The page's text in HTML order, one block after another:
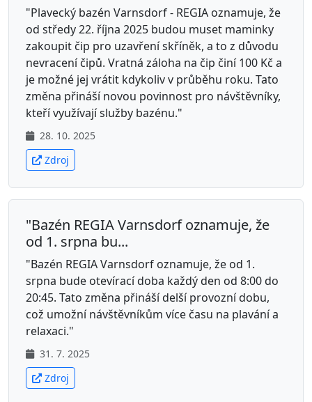
"Plavecký bazén Varnsdorf - REGIA oznamuje, že
od středy 22. října 2025 budou muset maminky
zakoupit čip pro uzavření skříněk, a to z důvodu
nevracení čipů. Vratná záloha na čip činí 100 Kč a
je možné jej vrátit kdykoliv v průběhu roku. Tato
změna přináší novou povinnost pro návštěvníky,
kteří využívají služby bazénu."
28. 10. 2025
Zdroj
"Bazén REGIA Varnsdorf oznamuje, že
od 1. srpna bu...
"Bazén REGIA Varnsdorf oznamuje, že od 1.
srpna bude otevírací doba každý den od 8:00 do
20:45. Tato změna přináší delší provozní dobu,
což umožní návštěvníkům více času na plavání a
relaxaci."
31. 7. 2025
Zdroj